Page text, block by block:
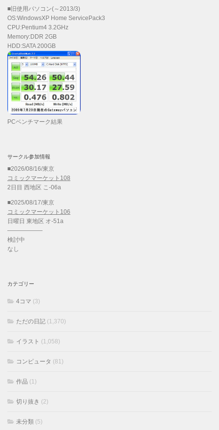
■旧使用パソコン(～2013/3)
OS:WindowsXP Home ServicePack3
CPU:Pentium4 3.2GHz
Memory:DDR 2GB
HDD:SATA 200GB
PCベンチマーク結果
サークル参加情報
■2026/08/16/東京
コミックマーケット108
2日目 西地区 こ-06a
■2025/08/17/東京
コミックマーケット106
日曜日 東地区 オ-51a
——————
検討中
なし
カテゴリー
4コマ (3)
ただの日記 (1,370)
イラスト (1,058)
コンピュータ (81)
作品 (1)
切り抜き (2)
未分類 (5)